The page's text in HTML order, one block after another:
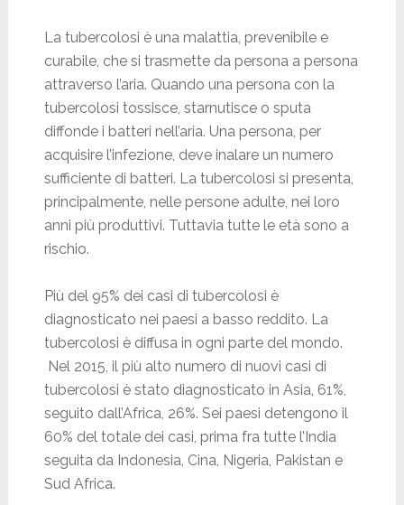
La tubercolosi è una malattia, prevenibile e
curabile, che si trasmette da persona a persona
attraverso l’aria. Quando una persona con la
tubercolosi tossisce, starnutisce o sputa
diffonde i batteri nell’aria. Una persona, per
acquisire l’infezione, deve inalare un numero
sufficiente di batteri. La tubercolosi si presenta,
principalmente, nelle persone adulte, nei loro
anni più produttivi. Tuttavia tutte le età sono a
rischio.
Più del 95% dei casi di tubercolosi è
diagnosticato nei paesi a basso reddito. La
tubercolosi è diffusa in ogni parte del mondo.
Nel 2015, il più alto numero di nuovi casi di
tubercolosi è stato diagnosticato in Asia, 61%,
seguito dall’Africa, 26%. Sei paesi detengono il
60% del totale dei casi, prima fra tutte l’India
seguita da Indonesia, Cina, Nigeria, Pakistan e
Sud Africa.